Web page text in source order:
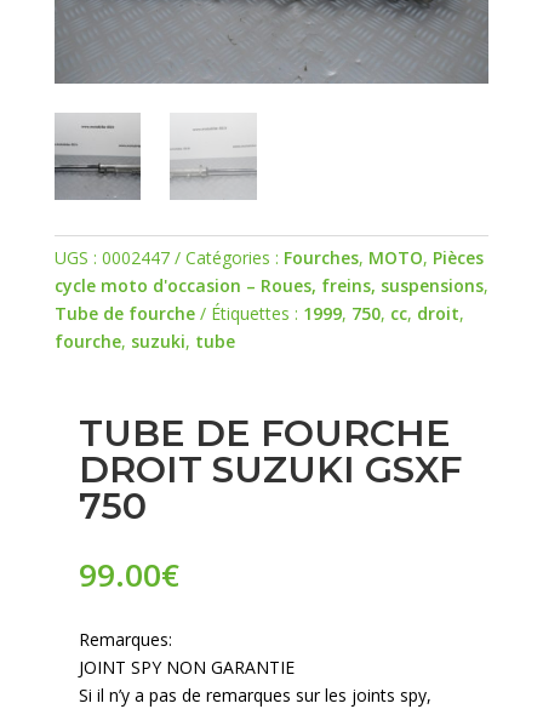
UGS : 0002447 Catégories : Fourches, MOTO, Pièces
cycle moto d'occasion – Roues, freins, suspensions,
Tube de fourche
Étiquettes : 1999, 750, cc, droit,
fourche, suzuki, tube
TUBE DE FOURCHE
DROIT SUZUKI GSXF
750
99.00€
Remarques:
JOINT SPY NON GARANTIE
Si il n’y a pas de remarques sur les joints spy,